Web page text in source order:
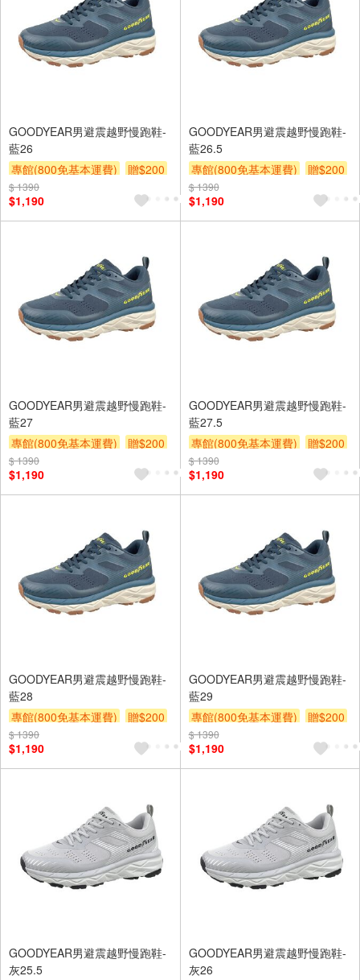
GOODYEAR男避震越野慢跑鞋-
藍26
專館(800免基本運費)
贈$200
$ 1390
$1,190
GOODYEAR男避震越野慢跑鞋-
藍26.5
專館(800免基本運費)
贈$200
$ 1390
$1,190
GOODYEAR男避震越野慢跑鞋-
藍27
專館(800免基本運費)
贈$200
$ 1390
$1,190
GOODYEAR男避震越野慢跑鞋-
藍27.5
專館(800免基本運費)
贈$200
$ 1390
$1,190
GOODYEAR男避震越野慢跑鞋-
藍28
專館(800免基本運費)
贈$200
$ 1390
$1,190
GOODYEAR男避震越野慢跑鞋-
藍29
專館(800免基本運費)
贈$200
$ 1390
$1,190
GOODYEAR男避震越野慢跑鞋-
灰25.5
GOODYEAR男避震越野慢跑鞋-
灰26